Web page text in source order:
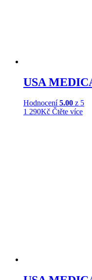
USA
Hodnocení5.00 z 5
1 290Kč Čtěte více